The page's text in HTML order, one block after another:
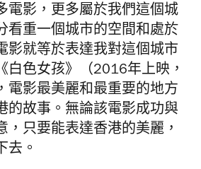
電影，更多屬於我們這個城
看重一個城市的空間和處於
影就等於表達我對這個城市
白色女孩》（2016年上映，
電影最美麗和最重要的地方
的故事。無論該電影成功與
，只要能表達香港的美麗，
去。